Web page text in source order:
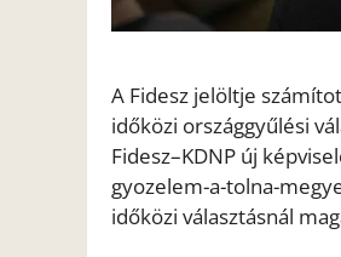
A Fidesz jelöltje
időközi országgyűlési
Fidesz–KDNP új
gyozelem-a-tolna-
időközi választásnál